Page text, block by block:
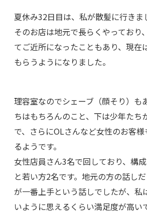
夏休み32日目は、私が散髪に行きま
そのお店は地元で長らくやっており
てご近所になったこともあり、現在
もらうようになりました。
理容室なのでシェーブ（顔そり）も
ちはもちろんのこと、下は少年たち
で、さらにOLさんなど女性のお客
るようです。
女性店員さん3名で回しており、構
と若い方2名です。地元の方の話し
が一番上手という話しでしたが、私
いように思えるくらい満足度が高い